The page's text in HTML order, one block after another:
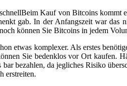
Beim Kauf von Bitcoins kommt
gab. In der Anfangszeit war
können Sie Bitcoins in jedem
etwas komplexer. Als erstes
Sie bedenklos vor Ort kaufen.
bezahlen, da jegliches Risiko
erstreiten.